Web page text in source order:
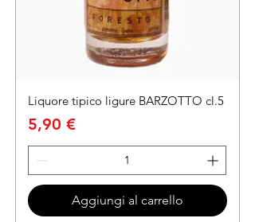
Liquore tipico ligure BARZOTTO cl.5
Prezzo
5,90 €
Aggiungi al carrello